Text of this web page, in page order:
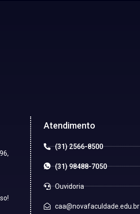
Atendimento
(31) 2566-8500
(31) 98488-7050
Ouvidoria
caa@novafaculdade.edu.br